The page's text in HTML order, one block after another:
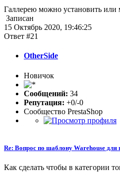
Галлерею можно установить или
Записан
15 Октябрь 2020, 19:46:25
Ответ #21
OtherSide
Новичок
Сообщений: 34
Репутация: +0/-0
Сообщество PrestaShop
Re: Вопрос по шаблону Warehouse для
Как сделать чтобы в категории